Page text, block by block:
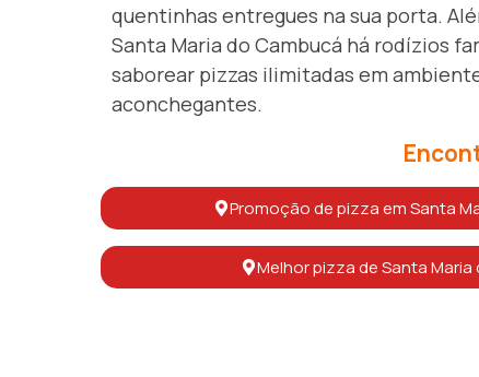
quentinhas entregues na sua porta.
Santa Maria do Cambucá há rodízios
saborear pizzas ilimitadas em
aconchegantes.
Promoção de pizza em Santa
Melhor pizza de Santa